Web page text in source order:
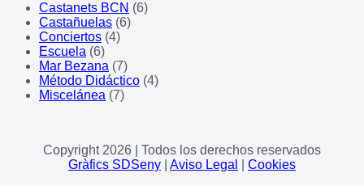
Castanets BCN (6)
Castañuelas (6)
Conciertos (4)
Escuela (6)
Mar Bezana (7)
Método Didáctico (4)
Miscelánea (7)
Copyright 2026 | Todos los derechos reservados
Gràfics SDSeny
Aviso Legal Cookies